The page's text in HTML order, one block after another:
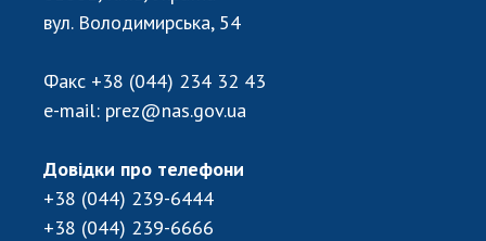
ПРОФСПІЛКА НАН УКРАЇНИ
КАБІНЕТ
вул. Володимирська, 54
Факс +38 (044) 234 32 43
e-mail: prez@nas.gov.ua
Довідки про телефони
+38 (044) 239-6444
+38 (044) 239-6666